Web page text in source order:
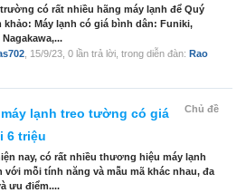
có rất nhiều hãng máy lạnh để Quý
khảo: Máy lạnh có giá bình dân: Funiki,
15/9/23 , 0 lần trả lời, trong diễn đàn: Rao
Chủ đề
lạnh treo tường có giá
6 triệu
nay, có rất nhiều thương hiệu máy lạnh
với mỗi tính năng và mẫu mã khác nhau, đa
ưu điểm....